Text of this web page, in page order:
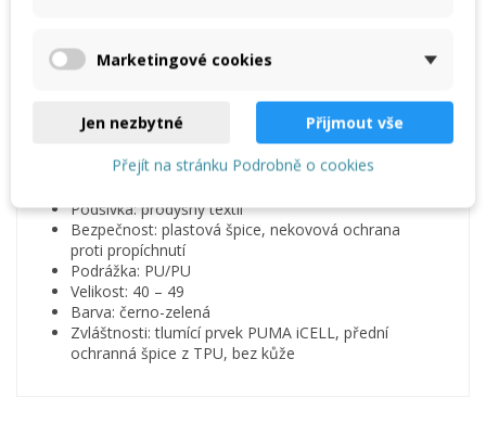
Podšívka: prodyšný textil
Bezpečnost: plastová špice, nekovová ochrana
proti propíchnutí
Podrážka: PU/PU
Velikost: 40 – 49
Barva: černo-zelená
Zvláštnosti: tlumící prvek PUMA iCELL, přední
ochranná špice z TPU, bez kůže
Marketingové cookies
Jen nezbytné Přijmout vše
Přejít na stránku Podrobně o cookies